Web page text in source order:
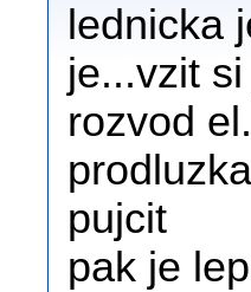
lednicka
je...vzit
rozvod
pujcit
pak je